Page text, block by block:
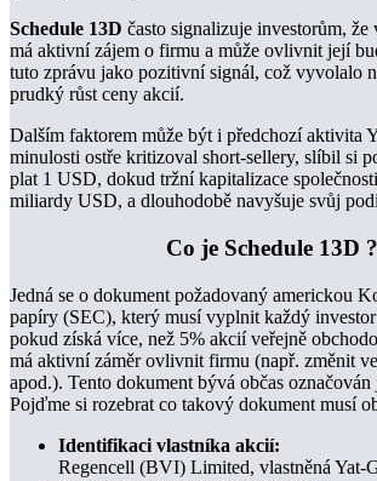
Schedule 13D často signalizuje investorům,
má aktivní zájem o firmu a může ovlivnit její
tuto zprávu jako pozitivní signál, což vyvolalo
prudký růst ceny akcií.
Dalším faktorem může být i předchozí aktivita
minulosti ostře kritizoval short-sellery, slíbil si
plat 1 USD, dokud tržní kapitalizace
miliardy USD, a dlouhodobě navyšuje svůj
Co je Schedule 13D ?
Jedná se o dokument požadovaný americkou
papíry (SEC), který musí vyplnit každý
pokud získá více, než 5% akcií veřejně
má aktivní záměr ovlivnit firmu (např. změnit
apod.). Tento dokument bývá občas
Pojďme si rozebrat co takový dokument musí
Identifikaci vlastníka akcií:
Regencell (BVI) Limited, vlastněná Yat-